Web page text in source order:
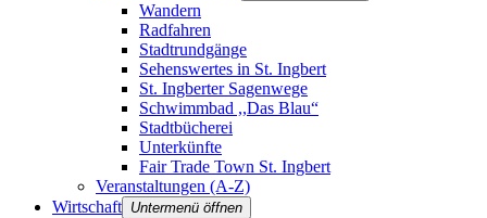
Wandern
Radfahren
Stadtrundgänge
Sehenswertes in St. Ingbert
St. Ingberter Sagenwege
Schwimmbad ,,Das Blau“
Stadtbücherei
Unterkünfte
Fair Trade Town St. Ingbert
Veranstaltungen (A-Z)
Wirtschaft Untermenü öffnen